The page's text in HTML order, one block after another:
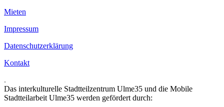
Mieten
Impressum
Datenschutzerklärung
Kontakt
.
Das interkulturelle Stadtteilzentrum Ulme35 und die Mobile
Stadtteilarbeit Ulme35 werden gefördert durch: